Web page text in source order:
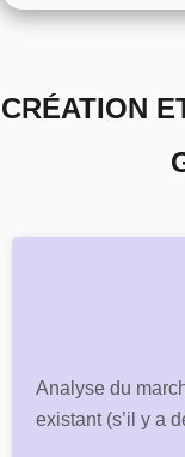
CRÉATION
Analyse du
existant (s’il y a